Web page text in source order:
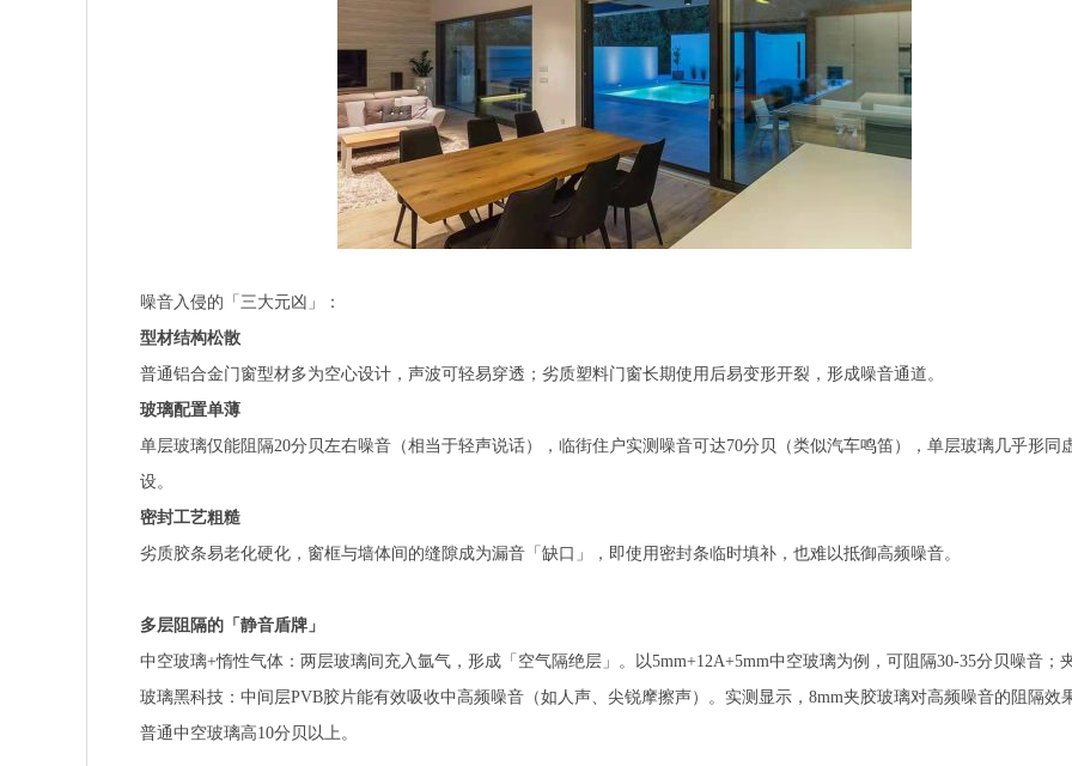
噪音入侵的「三大元凶」：
型材结构松散
普通铝合金门窗型材多为空心设计，声波可轻易穿透；劣质塑料门窗长期使用后易变形开裂，形成噪音通道。
玻璃配置单薄
单层玻璃仅能阻隔20分贝左右噪音（相当于轻声说话），临街住户实测噪音可达70分贝（类似汽车鸣笛），单层玻璃几乎形同
设。
密封工艺粗糙
劣质胶条易老化硬化，窗框与墙体间的缝隙成为漏音「缺口」，即使用密封条临时填补，也难以抵御高频噪音。
多层阻隔的「静音盾牌」
中空玻璃+惰性气体：两层玻璃间充入氩气，形成「空气隔绝层」。以5mm+12A+5mm中空玻璃为例，可阻隔30-35分贝噪音；
玻璃黑科技：中间层PVB胶片能有效吸收中高频噪音（如人声、尖锐摩擦声）。实测显示，8mm夹胶玻璃对高频噪音的阻隔效
普通中空玻璃高10分贝以上。